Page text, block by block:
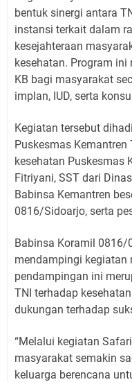
bentuk sinergi antara
instansi terkait dalam
kesejahteraan
kesehatan. Program
KB bagi masyarakat
implan, IUD, serta
Kegiatan tersebut
Puskesmas
kesehatan Puskesmas
Fitriyani, SST dari
Babinsa Kemantren
0816/Sidoarjo, serta
Babinsa Koramil
mendampingi kegiatan
pendampingan ini
TNI terhadap
dukungan terhadap
“Melalui kegiatan
masyarakat semakin
keluarga berencana